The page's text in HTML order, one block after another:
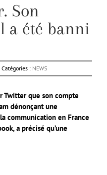
Son
a été banni
Catégories : NEWS
Twitter que son compte
dénonçant une
communication en France
a précisé qu’une